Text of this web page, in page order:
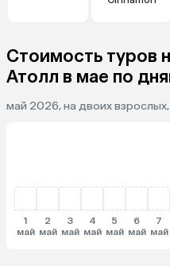
Стоимость туров
Атолл в мае по
май 2026, на двоих взрослых,
1
май
2
май
3
май
4
май
5
май
6
май
7
май